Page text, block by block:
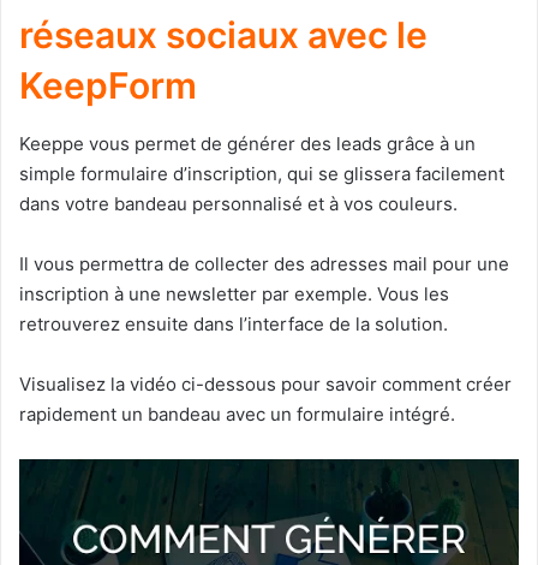
réseaux sociaux avec le
KeepForm
Keeppe vous permet de générer des leads grâce à un
simple formulaire d’inscription, qui se glissera facilement
dans votre bandeau personnalisé et à vos couleurs.
Il vous permettra de collecter des adresses mail pour une
inscription à une newsletter par exemple. Vous les
retrouverez ensuite dans l’interface de la solution.
Visualisez la vidéo ci-dessous pour savoir comment créer
rapidement un bandeau avec un formulaire intégré.